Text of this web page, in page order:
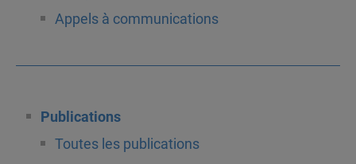
Appels à communications
Publications
Toutes les publications